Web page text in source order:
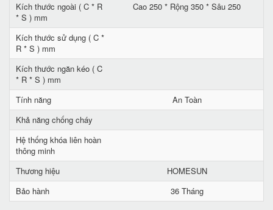
Kích thước ngoài ( C * R
* S ) mm
Cao 250 * Rộng 350 * Sâu 250
Kích thước sử dụng ( C *
R * S ) mm
Kích thước ngăn kéo ( C
* R * S ) mm
Tính năng
An Toàn
Khả năng chống cháy
Hệ thống khóa liên hoàn
thông minh
Thương hiệu
HOMESUN
Bảo hành
36 Tháng